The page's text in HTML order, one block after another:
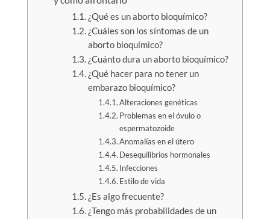
¿Qué es un aborto bioquímico?
¿Cuáles son los síntomas de un
aborto bioquímico?
¿Cuánto dura un aborto bioquímico?
¿Qué hacer para no tener un
embarazo bioquímico?
Alteraciones genéticas
Problemas en el óvulo o
espermatozoide
Anomalías en el útero
Desequilibrios hormonales
Infecciones
Estilo de vida
¿Es algo frecuente?
¿Tengo más probabilidades de un